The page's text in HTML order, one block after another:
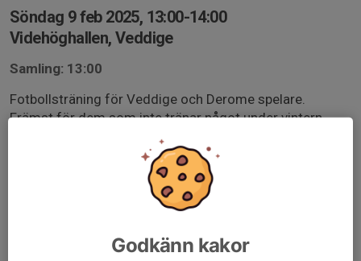
Söndag 9 feb 2025, 13:00-14:00
Videhöghallen, Veddige
Samling: 13:00
Fotbollsträning för Veddige och Derome spelare.
Främst för dem som inte tränar något under vintern
Godkänn kakor